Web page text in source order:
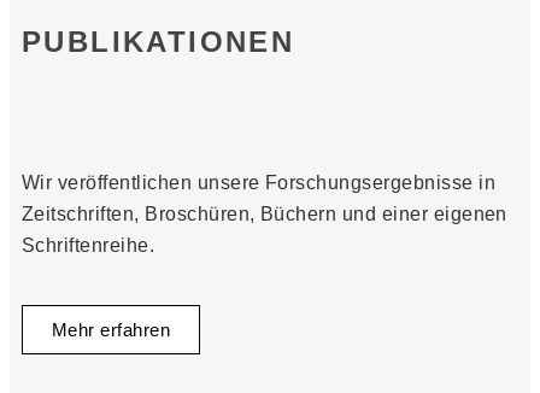
PUBLIKATIONEN
Wir veröffentlichen unsere Forschungsergebnisse in
Zeitschriften, Broschüren, Büchern und einer eigenen
Schriftenreihe.
Mehr erfahren